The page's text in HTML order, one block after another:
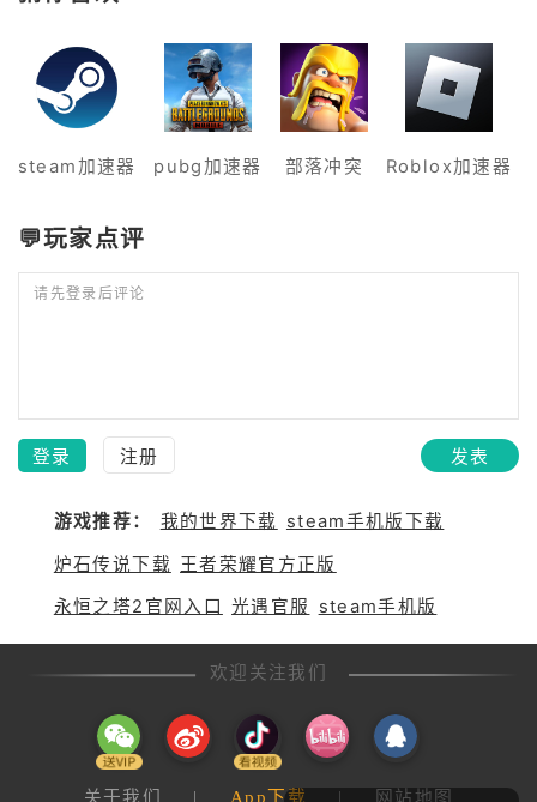
steam加速器 pubg加速器 部落冲突 Roblox加速器
💬玩家点评
请先登录后评论
登录 注册 发表
游戏推荐： 我的世界下载 steam手机版下载
炉石传说下载 王者荣耀官方正版
永恒之塔2官网入口
光遇官服 steam手机版
欢迎关注我们
关于我们 | App下载 | 网站地图